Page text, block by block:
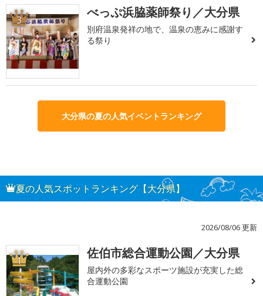
3 べっぷ浜脇薬師祭り／大分県
別府温泉発祥の地で、温泉の恵みに感謝す
る祭り
大分県の夏の人気イベントランキング
夏の人気スポットランキング【大分県】
2026/08/06 更新
1 佐伯市総合運動公園／大分県
屋内外の多彩なスポーツ施設が充実した総
合運動公園